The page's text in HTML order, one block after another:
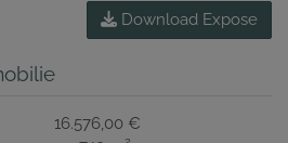
Download Expose
16.576,00 €